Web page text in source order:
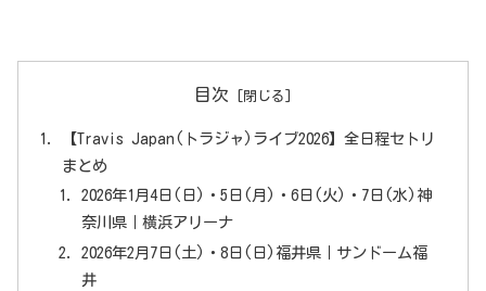
目次
【Travis Japan(トラジャ)ライブ2026】全日程セトリ
まとめ
2026年1月4日(日)・5日(月)・6日(火)・7日(水)神
奈川県｜横浜アリーナ
2026年2月7日(土)・8日(日)福井県｜サンドーム福
井